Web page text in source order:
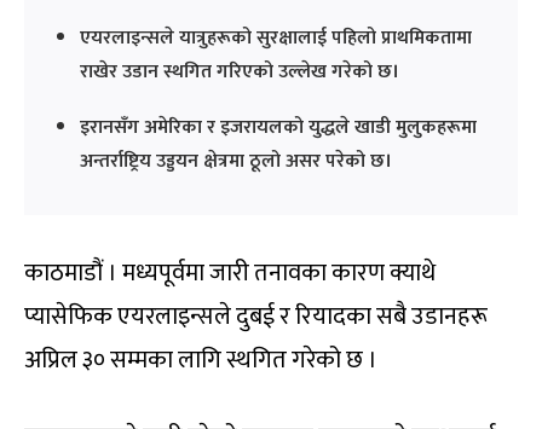
एयरलाइन्सले यात्रुहरूको सुरक्षालाई पहिलो प्राथमिकतामा
राखेर उडान स्थगित गरिएको उल्लेख गरेको छ।
इरानसँग अमेरिका र इजरायलको युद्धले खाडी मुलुकहरूमा
अन्तर्राष्ट्रिय उड्डयन क्षेत्रमा ठूलो असर परेको छ।
काठमाडौं । मध्यपूर्वमा जारी तनावका कारण क्याथे
प्यासेफिक एयरलाइन्सले दुबई र रियादका सबै उडानहरू
अप्रिल ३० सम्मका लागि स्थगित गरेको छ ।